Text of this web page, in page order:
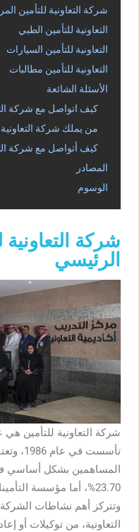
شركة التعاونية للتأمين
التعاونية للتأمين الطبي
التعاونية للتأمين السيارات
التعاونية للتأمين مطالبات
الأسئلة الشائعة
كيف اتواصل مع شركة
من يملك شركة التعاونية
كيف أتواصل مع شركة
المصادر
الوسوم
شركة التعاونية
الرئيسي
شركة التعاونية للتأمين
تأسست
المساهمين بشكل أساسي
وتتركز أهم نشاطات
التعاونية، من توكيلات أو